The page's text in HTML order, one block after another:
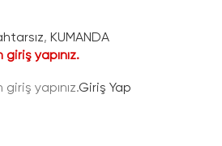
, KUMANDA
yapınız.
yapınız.Giriş Yap